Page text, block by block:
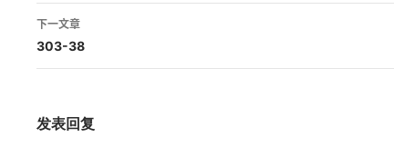
导
航
下一文章
303-38
发表回复